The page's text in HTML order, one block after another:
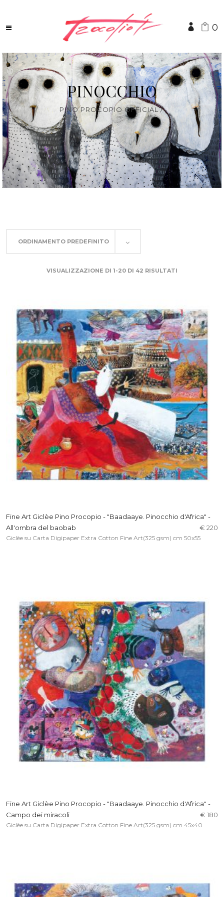
0
PINOCCHIO
PINO PROCOPIO OFFICIAL/
ORDINAMENTO PREDEFINITO
VISUALIZZAZIONE DI 1-20 DI 42 RISULTATI
Fine Art Giclèe Pino Procopio - "Baadaaye. Pinocchio d'Africa" -
All'ombra del baobab
€ 220
Giclèe su Carta Digipaper Extra Cotton Fine Art(325 gsm) cm 50x55
Fine Art Giclèe Pino Procopio - "Baadaaye. Pinocchio d'Africa" -
Campo dei miracoli
€ 180
Giclèe su Carta Digipaper Extra Cotton Fine Art(325 gsm) cm 45x40